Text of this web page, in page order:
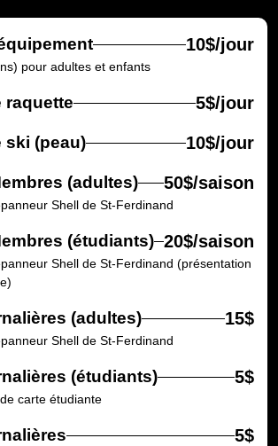
10$/jour
pour adultes et enfants
raquette 5$/jour
ski (peau) 10$/jour
(adultes) 50$/saison
Shell de St-Ferdinand
(étudiants) 20$/saison
Shell de St-Ferdinand (présentation
(adultes) 15$
Shell de St-Ferdinand
(étudiants) 5$
carte étudiante
5$